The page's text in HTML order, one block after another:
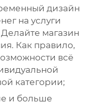
дизайн
на услуги
магазин
Как правило,
всё
категории;
и больше